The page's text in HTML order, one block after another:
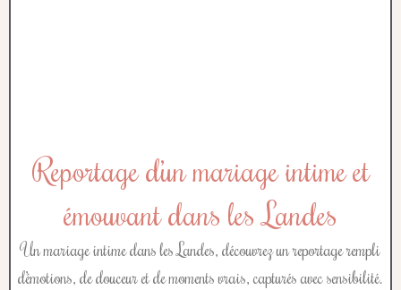
Reportage d’un mariage intime et
émouvant dans les Landes
Un mariage intime dans les Landes, découvrez un reportage rempli
d’émotions, de douceur et de moments vrais, capturés avec sensibilité.